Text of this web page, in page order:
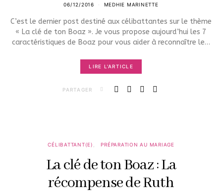
06/12/2016 MEDHIE MARINETTE
C’est le dernier post destiné aux célibattantes sur le thème
« La clé de ton Boaz ». Je vous propose aujourd’hui les 7
caractéristiques de Boaz pour vous aider à reconnaître le…
LIRE L'ARTICLE
PARTAGER
CÉLIBATTANT(E) PRÉPARATION AU MARIAGE
La clé de ton Boaz : La
récompense de Ruth